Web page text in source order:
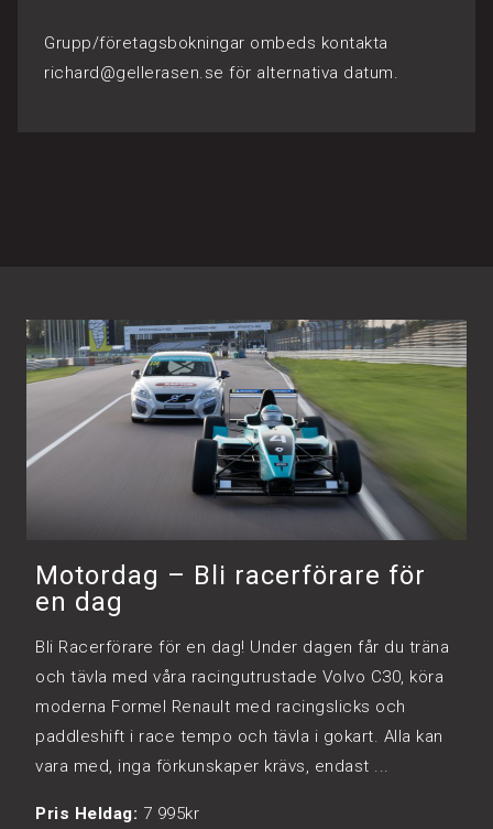
Grupp/företagsbokningar ombeds kontakta
richard@gellerasen.se för alternativa datum.
Motordag – Bli racerförare för
en dag
Bli Racerförare för en dag! Under dagen får du träna
och tävla med våra racingutrustade Volvo C30, köra
moderna Formel Renault med racingslicks och
paddleshift i race tempo och tävla i gokart. Alla kan
vara med, inga förkunskaper krävs, endast ...
Pris Heldag: 7 995kr